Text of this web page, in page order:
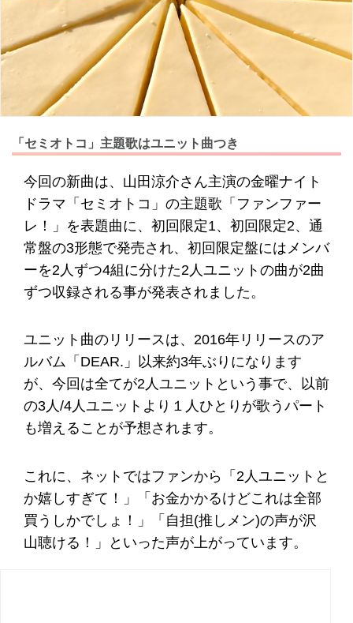
「セミオトコ」主題歌はユニット曲つき
今回の新曲は、山田涼介さん主演の金曜ナイト
ドラマ「セミオトコ」の主題歌「ファンファー
レ！」を表題曲に、初回限定1、初回限定2、通
常盤の3形態で発売され、初回限定盤にはメンバ
ーを2人ずつ4組に分けた2人ユニットの曲が2曲
ずつ収録される事が発表されました。
ユニット曲のリリースは、2016年リリースのア
ルバム「DEAR.」以来約3年ぶりになります
が、今回は全てが2人ユニットという事で、以前
の3人/4人ユニットより１人ひとりが歌うパート
も増えることが予想されます。
これに、ネットではファンから「2人ユニットと
か嬉しすぎて！」「お金かかるけどこれは全部
買うしかでしょ！」「自担(推しメン)の声が沢
山聴ける！」といった声が上がっています。